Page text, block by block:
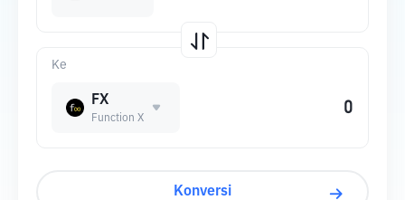
Ke
FX
Function X
Konversi